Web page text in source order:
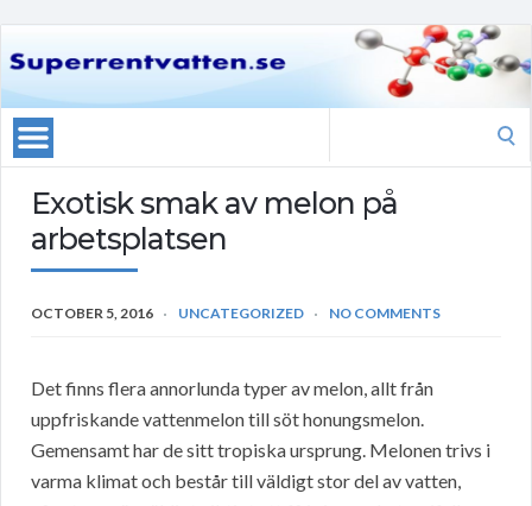
Exotisk smak av melon på
arbetsplatsen
OCTOBER 5, 2016 UNCATEGORIZED NO COMMENTS
Det finns flera annorlunda typer av melon, allt från
uppfriskande vattenmelon till söt honungsmelon.
Gemensamt har de sitt tropiska ursprung. Melonen trivs i
varma klimat och består till väldigt stor del av vatten,